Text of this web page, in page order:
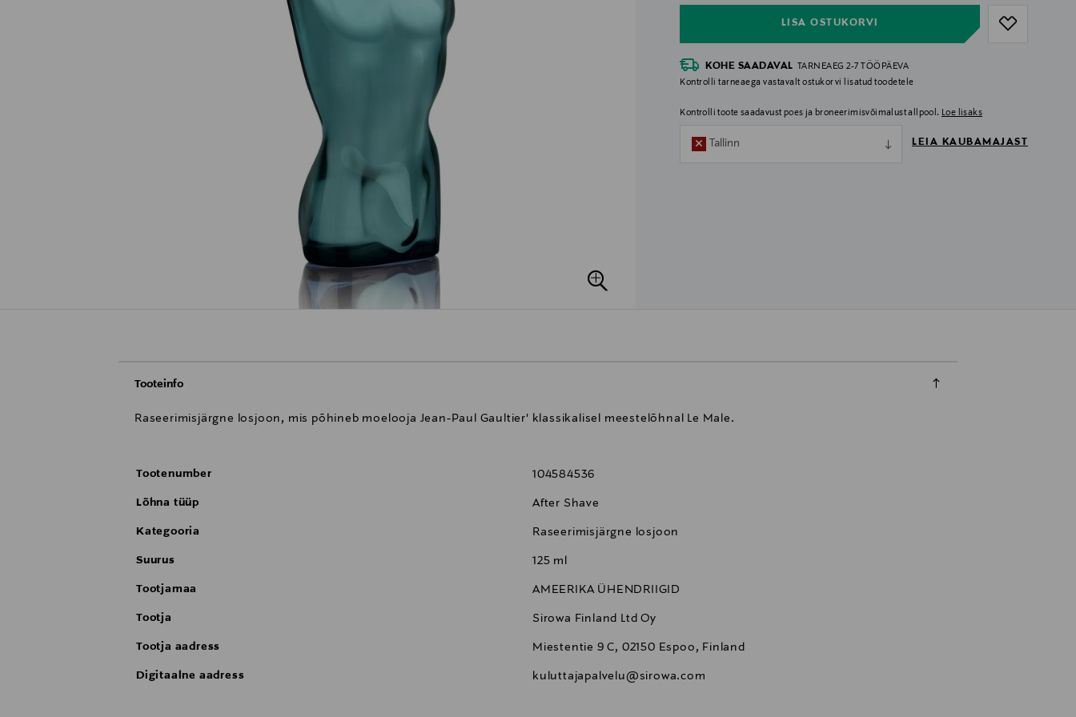
LISA OSTUKORVI
KOHE SAADAVAL TARNEAEG 2-7 TÖÖPÄEVA
Kontrolli tarneaega vastavalt ostukorvi lisatud toodetele
Kontrolli toote saadavust poes ja broneerimisvõimalust allpool. Loe lisaks
Tallinn LEIA KAUBAMAJAST
Tooteinfo
Raseerimisjärgne losjoon, mis põhineb moelooja Jean-Paul Gaultier' klassikalisel meestelõhnal Le Male.
Tootenumber 104584536
Lõhna tüüp After Shave
Kategooria Raseerimisjärgne losjoon
Suurus 125 ml
Tootjamaa AMEERIKA ÜHENDRIIGID
Tootja Sirowa Finland Ltd Oy
Tootja aadress Miestentie 9 C, 02150 Espoo, Finland
Digitaalne aadress kuluttajapalvelu@sirowa.com